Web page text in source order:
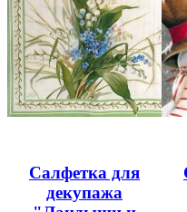
Салфетка для
декупажа